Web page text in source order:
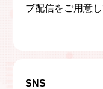
ブ配信をご用意し
SNS